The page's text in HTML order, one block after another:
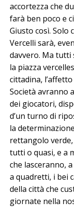
accortezza che
farà ben poco e
Giusto così. Solo
Vercelli sarà,
davvero. Ma tutti
la piazza
cittadina,
Società avranno
dei giocatori,
d’un turno di
la
rettangolo
tutti o quasi, e a
che lasceranno,
a quadretti, i bei
della città che
giornate nella